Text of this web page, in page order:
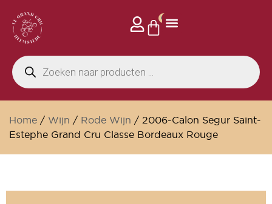
0
Home / Wijn / Rode Wijn / 2006-Calon Segur Saint-
Estephe Grand Cru Classe Bordeaux Rouge